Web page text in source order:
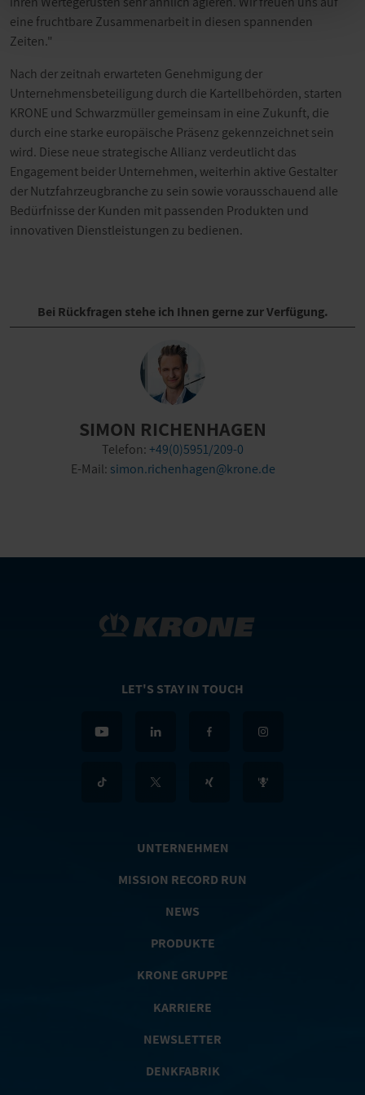
eine fruchtbare Zusammenarbeit in diesen spannenden
Zeiten."
Nach der zeitnah erwarteten Genehmigung der
Unternehmensbeteiligung durch die Kartellbehörden, starten
KRONE und Schwarzmüller gemeinsam in eine Zukunft, die
durch eine starke europäische Präsenz gekennzeichnet sein
wird. Diese neue strategische Allianz verdeutlicht das
Engagement beider Unternehmen, weiterhin aktive Gestalter
der Nutzfahrzeugbranche zu sein sowie vorausschauend alle
Bedürfnisse der Kunden mit passenden Produkten und
innovativen Dienstleistungen zu bedienen.
Bei Rückfragen stehe ich Ihnen gerne zur Verfügung.
SIMON RICHENHAGEN
Telefon:+49(0)5951/209-0
E-Mail: simon.richenhagen@krone.de
LET'S STAY IN TOUCH
UNTERNEHMEN
MISSION RECORD RUN
NEWS
PRODUKTE
KRONE GRUPPE
KARRIERE
NEWSLETTER
DENKFABRIK